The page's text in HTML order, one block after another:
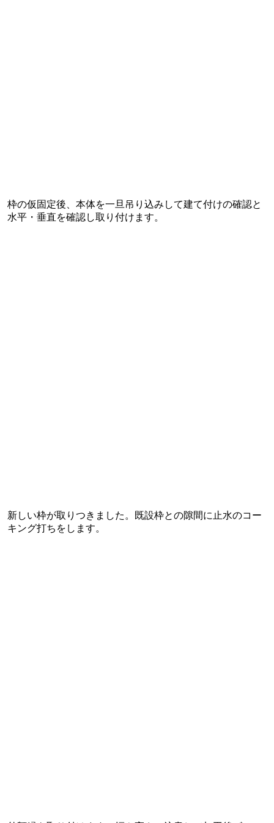
枠の仮固定後、本体を一旦吊り込みして建て付けの確認と
水平・垂直を確認し取り付けます。
新しい枠が取りつきました。既設枠との隙間に止水のコー
キング打ちをします。